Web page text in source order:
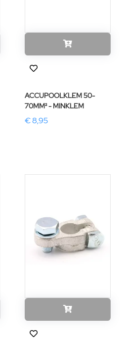
ACCUPOOLKLEM 50-
70MM² - MINKLEM
€ 8,95